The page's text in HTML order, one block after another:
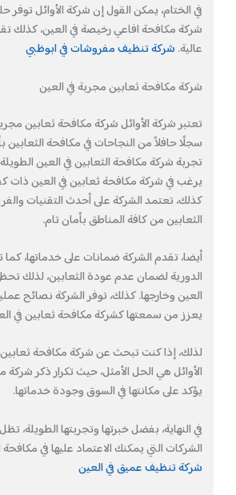
في الختام، يمكن القول إن شركة الأوائل توفر
شركة مكافحة افاعي رخيصة في العين، كذلك
عالية.شركة تنظيف مفروشات في ابوظبي
شركة مكافحة ثعابين مجربة في العين
تعتبر شركة الأوائل شركة مكافحة ثعابين
سجلًا حافلاً من النجاحات في مكافحة الثعابين
تجربة شركة مكافحة الثعابين في العين الطويلة
يرغب في شركة مكافحة ثعابين في العين ذات
كذلك، تعتمد الشركة على أحدث التقنيات
الثعابين من كافة المناطق بأمان تام.
أيضا، تقدم الشركة ضمانات على خدماتها، كما
الدورية لضمان عدم عودة الثعابين، لذلك
العين وخارجها. كذلك، توفر الشركة نصائح
يعزز من سمعتها كشركة مكافحة ثعابين في
لذلك، إذا كنت تبحث عن شركة مكافحة ثعابين
الأوائل هي الحل الأمثل، حيث تكرار ذكر شركة
يؤكد على مكانتها في السوق وجودة خدماتها.
في النهاية، بفضل خبرتها وتجربتها الطويلة،
الشركات التي يمكنك الاعتماد عليها في مكافحة
شركة تنظيف عميق في العين